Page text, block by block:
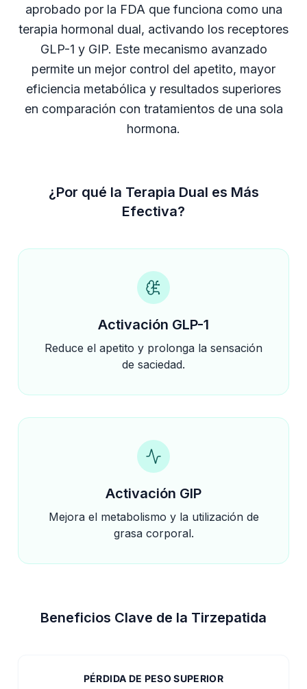
aprobado por la FDA que funciona como una
terapia hormonal dual, activando los receptores
GLP-1 y GIP. Este mecanismo avanzado
permite un mejor control del apetito, mayor
eficiencia metabólica y resultados superiores
en comparación con tratamientos de una sola
hormona.
¿Por qué la Terapia Dual es Más
Efectiva?
Activación GLP-1
Reduce el apetito y prolonga la sensación
de saciedad.
Activación GIP
Mejora el metabolismo y la utilización de
grasa corporal.
Beneficios Clave de la Tirzepatida
PÉRDIDA DE PESO SUPERIOR